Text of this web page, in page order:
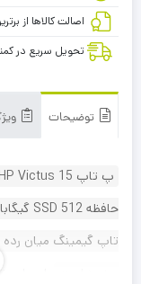
اصالت کالاها از
تحویل سریع در
توضیحات
تاپ گیمینگ میان رده
این لپ